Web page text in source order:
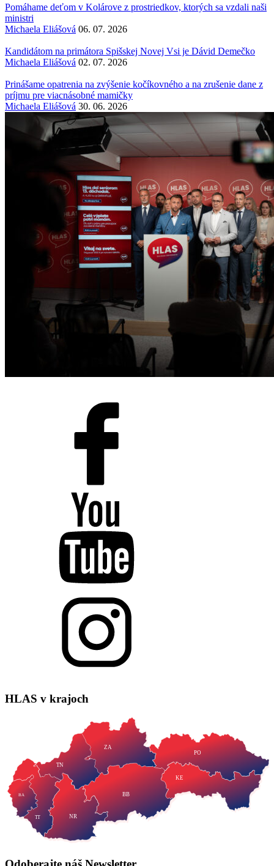
Pomáhame deťom v Kolárove z prostriedkov, ktorých sa vzdali naši
ministri
Michaela Eliášová 06. 07. 2026
Kandidátom na primátora Spišskej Novej Vsi je Dávid Demečko
Michaela Eliášová 02. 07. 2026
Prinášame opatrenia na zvýšenie kočíkovného a na zrušenie dane z
príjmu pre viacnásobné mamičky
Michaela Eliášová 30. 06. 2026
HLAS v krajoch
TT NR
TN
ZA
BB
PO
KE
BA